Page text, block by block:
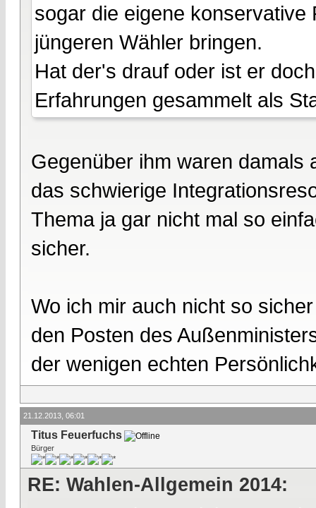
sogar die eigene
jüngeren Wähler bringen.
Hat der's drauf oder ist er
Erfahrungen gesammelt als
Gegenüber ihm waren damals
das schwierige
Thema ja gar nicht mal so
sicher.
Wo ich mir auch nicht so
den Posten des
der wenigen echten
21.12.2013, 06:01
Titus Feuerfuchs
Bürger
RE: Wahlen-Allgemein 2014: